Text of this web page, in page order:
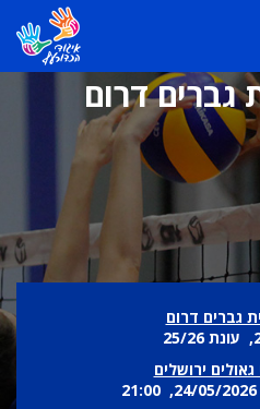
גברים דרום
גברים דרום
ירושלים